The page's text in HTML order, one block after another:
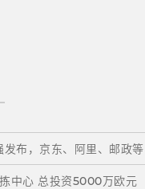
布，京东、阿里、邮政
中心 总投资5000万欧元